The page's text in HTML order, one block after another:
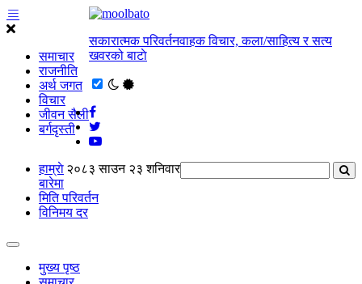
समाचार
राजनीति
अर्थ जगत
विचार
जीवन सैली
बर्गदृस्ती
सकारात्मक परिवर्तनवाहक विचार, कला/साहित्य र सत्य
खवरको बाटाे
२०८३ साउन २३ शनिवार
हाम्राे
बारेमा
मिति परिवर्तन
विनिमय दर
मुख्य पृष्ठ